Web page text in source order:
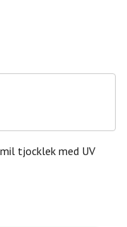
tjocklek med UV